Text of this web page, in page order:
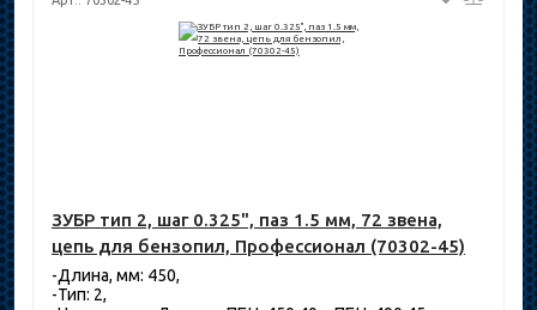
ЗУБР тип 2, шаг 0.325", паз 1.5 мм, 72 звена,
цепь для бензопил, Профессионал (70302-45)
-Длина, мм: 450,
-Тип: 2,